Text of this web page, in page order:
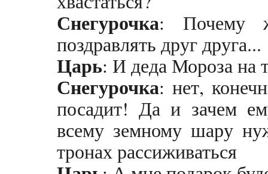
Снегурочка: Почему
поздравлять друг друга...
Царь: И деда Мороза на
Снегурочка: нет,
посадит! Да и зачем
всему земному шару
тронах рассиживаться